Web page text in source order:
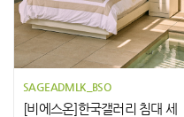
SAGEADMLK_BSO
[비에스온]한국갤러리 침대 세